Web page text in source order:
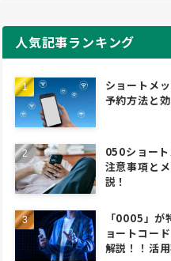
人気記事ランキング
ショートメ
予約方法と
050ショート
注意事項と
説！
「0005」が
ョートコー
解説！！活